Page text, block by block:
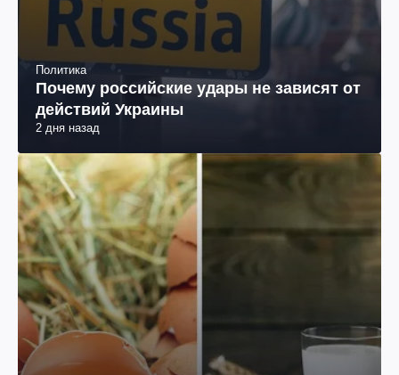
Политика
Почему российские удары не зависят от
действий Украины